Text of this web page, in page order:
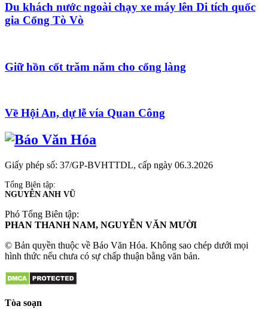
Du khách nước ngoài chạy xe máy lên Di tích quốc
gia Cổng Tò Vò
Giữ hồn cốt trăm năm cho cổng làng
Về Hội An, dự lễ vía Quan Công
Giấy phép số: 37/GP-BVHTTDL, cấp ngày 06.3.2026
Tổng Biên tập:
NGUYỄN ANH VŨ
Phó Tổng Biên tập:
PHAN THANH NAM, NGUYỄN VĂN MƯỜI
© Bản quyền thuộc về Báo Văn Hóa. Không sao chép dưới mọi
hình thức nếu chưa có sự chấp thuận bằng văn bản.
Tòa soạn